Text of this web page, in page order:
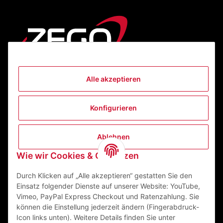
Alle akzeptieren
Konfigurieren
Ablehnen
Wie wir Cookies & Co nutzen
Durch Klicken auf „Alle akzeptieren“ gestatten Sie den
Einsatz folgender Dienste auf unserer Website: YouTube,
Vimeo, PayPal Express Checkout und Ratenzahlung. Sie
können die Einstellung jederzeit ändern (Fingerabdruck-
Icon links unten). Weitere Details finden Sie unter
Informationen
ZEGO Textilveredelungszentrum GmbH
63741 Aschaffenburg Deutschland
Mail:info@zego-tvz.de
Tel.:06021 59092-0